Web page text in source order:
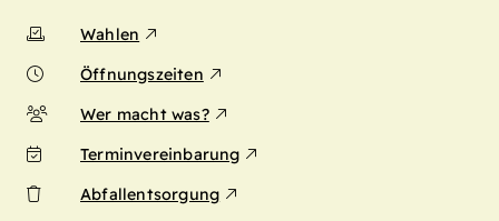
Wahlen
Öffnungszeiten
Wer macht was?
Terminvereinbarung
Abfallentsorgung